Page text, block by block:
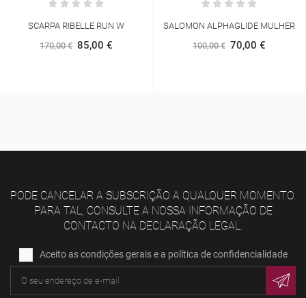
SALOMON ALPHAGLIDE MULHER
100,00 € 70,00 €
HOKA SPEEDGOAT 7 MULHER
165,00 € 156,75 €
PODE CANCELAR A SUBSCRIÇÃO A QUALQUER MOMENTO.
PARA TAL, CONSULTE A NOSSA INFORMAÇÃO DE
CONTACTO NA DECLARAÇÃO LEGAL.
Aceito as condições gerais e a política de confidencialidade